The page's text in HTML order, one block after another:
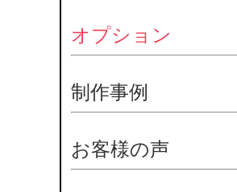
オプション
制作事例
お客様の声